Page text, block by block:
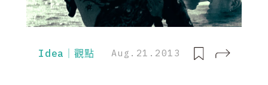
Idea｜觀點 Aug.21.2013